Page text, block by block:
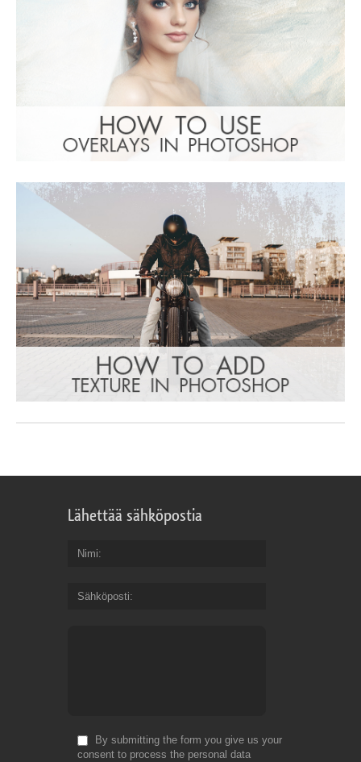
Lähettää sähköpostia
Nimi
Sähköposti
By submitting the form you give us your
consent to process the personal data